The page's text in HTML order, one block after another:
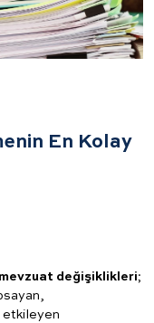
En Kolay
mevzuat değişiklikleri;
etkileyen